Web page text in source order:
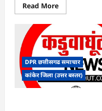
Read MoreRead
more
SI
भर्ती
रिजल्ट
में
‘न्यूज़’,
‘स्पेस
रानी’
और
DPR छत्तीसगढ समाचार
कांकेर जिला (उत्तर बस्तर)